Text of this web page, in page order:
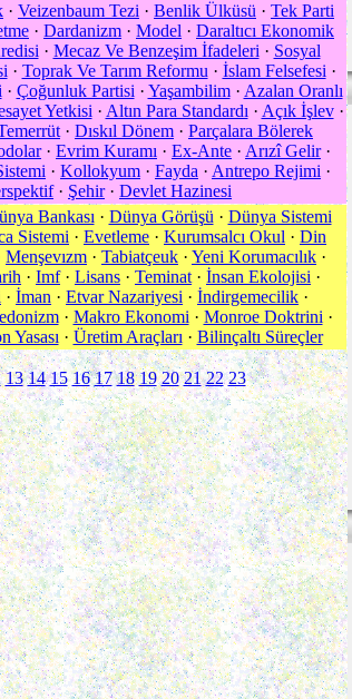
· Veizenbaum Tezi · Benlik Ülküsü · Tek Parti
· Dardanizm · Model · Daraltıcı Ekonomik
· Mecaz Ve Benzeşim İfadeleri · Sosyal
· Toprak Ve Tarım Reformu · İslam Felsefesi ·
· Çoğunluk Partisi · Yaşambilim· Azalan Oranlı
Yetkisi · Altın Para Standardı · Açık İşlev·
· Dıskıl Dönem · Parçalara Bölerek
· Evrim Kuramı · Ex-Ante · Arızî Gelir·
· Kollokyum · Fayda · Antrepo Rejimi ·
· Şehir· Devlet Hazinesi
Bankası · Dünya Görüşü · Dünya Sistemi
Sistemi · Evetleme · Kurumsalcı Okul · Din
Menşevızm · Tabiatçeuk · Yeni Korumacılık ·
· Imf· Lisans · Teminat · İnsan Ekolojisi ·
· İman · Etvar Nazariyesi · İndirgemecilik ·
· Makro Ekonomi · Monroe Doktrini ·
Yasası · Üretim Araçları · Bilinçaltı Süreçler
13 14 15 16 17 18 19 20 21 22 23